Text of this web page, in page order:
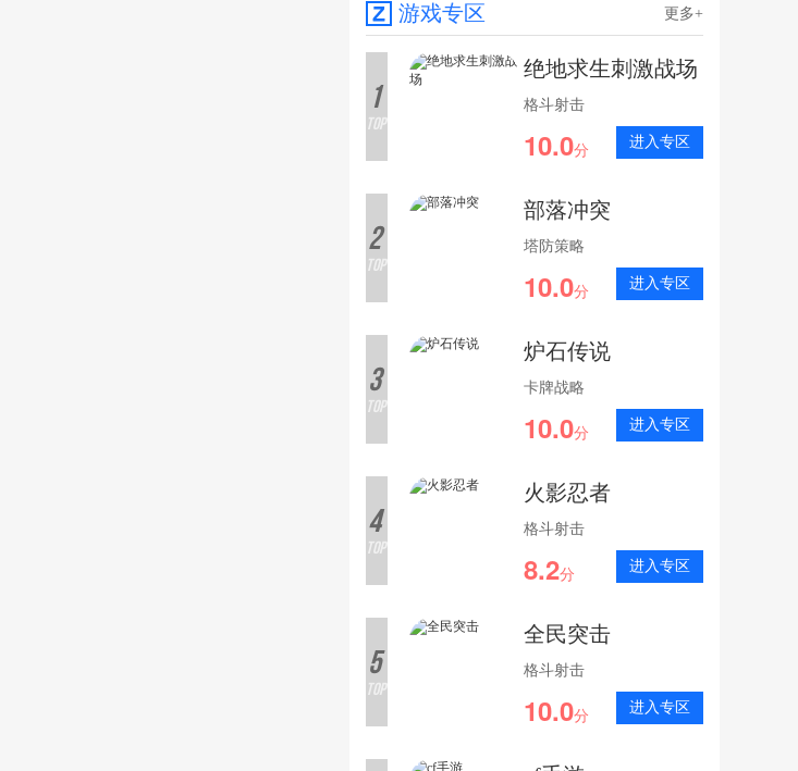
游戏专区 更多+
1
TOP
绝地求生刺激战场
格斗射击
进入专区
10.0分
2
TOP
部落冲突
塔防策略
进入专区
10.0分
3
TOP
炉石传说
卡牌战略
进入专区
10.0分
4
TOP
火影忍者
格斗射击
进入专区
8.2分
5
TOP
全民突击
格斗射击
进入专区
10.0分